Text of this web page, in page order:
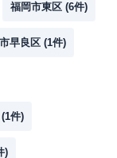
福岡市東区 (6件)
早良区 (1件)
(1件)
)